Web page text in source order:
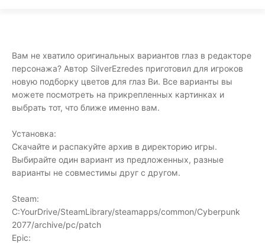
Вам не хватило оригинальных вариантов глаз в редакторе
персонажа? Автор SilverEzredes приготовил для игроков
новую подборку цветов для глаз Ви. Все варианты вы
можете посмотреть на прикрепленных картинках и
выбрать тот, что ближе именно вам.
Установка:
Скачайте и распакуйте архив в директорию игры.
Выбирайте один вариант из предложенных, разные
варианты не совместимы друг с другом.
Steam:
C:YourDrive/SteamLibrary/steamapps/common/Cyberpunk
2077/archive/pc/patch
Epic: